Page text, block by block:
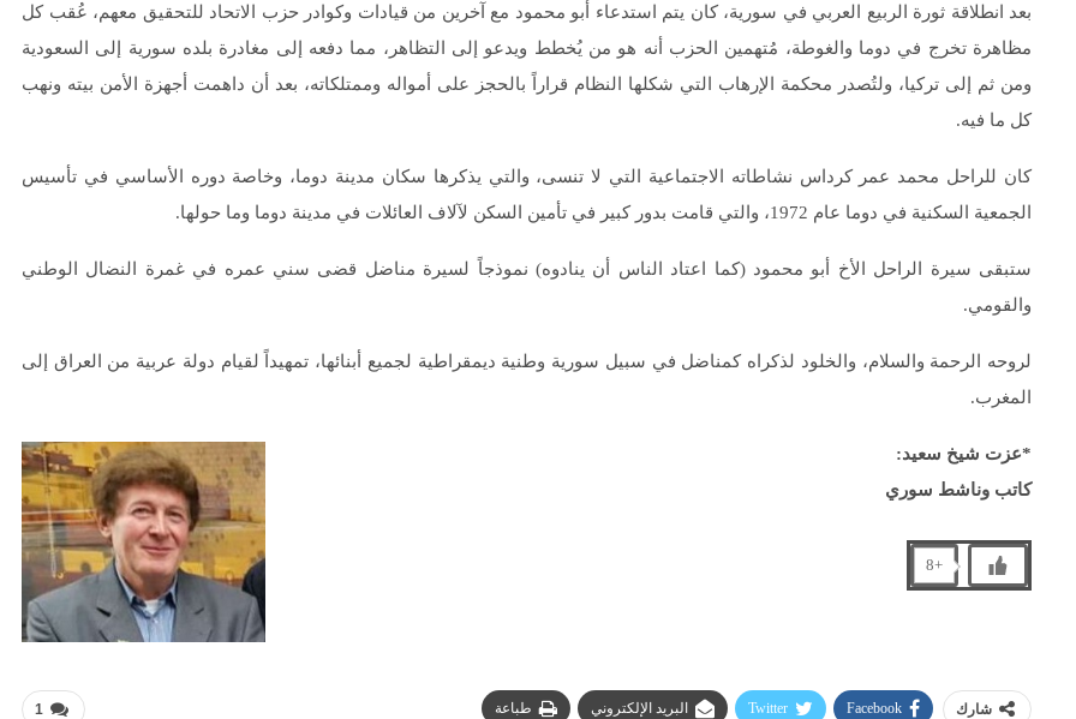
بعد انطلاقة ثورة الربيع العربي في سورية، كان يتم استدعاء أبو محمود مع آخرين من قيادات وكوادر حزب الاتحاد للتحقيق معهم، عُقب كل
مظاهرة تخرج في دوما والغوطة، مُتهمين الحزب أنه هو من يُخطط ويدعو إلى التظاهر، مما دفعه إلى مغادرة بلده سورية إلى السعودية
ومن ثم إلى تركيا، ولتُصدر محكمة الإرهاب التي شكلها النظام قراراً بالحجز على أمواله وممتلكاته، بعد أن داهمت أجهزة الأمن بيته ونهب
كل ما فيه.
كان للراحل محمد عمر كرداس نشاطاته الاجتماعية التي لا تنسى، والتي يذكرها سكان مدينة دوما، وخاصة دوره الأساسي في تأسيس
الجمعية السكنية في دوما عام 1972، والتي قامت بدور كبير في تأمين السكن لآلاف العائلات في مدينة دوما وما حولها.
ستبقى سيرة الراحل الأخ أبو محمود (كما اعتاد الناس أن ينادوه) نموذجاً لسيرة مناضل قضى سني عمره في غمرة النضال الوطني
والقومي.
لروحه الرحمة والسلام، والخلود لذكراه كمناضل في سبيل سورية وطنية ديمقراطية لجميع أبنائها، تمهيداً لقيام دولة عربية من العراق إلى
المغرب.
*عزت شيخ سعيد:
كاتب وناشط سوري
+8
1 شارك Facebook
Twitter البريد الإلكتروني طباعة